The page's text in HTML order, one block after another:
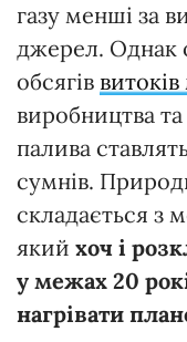
газу менші за
джерел. Однак
обсягів
виробництва
палива
сумнів.
складається з
який хоч і
у межах 20
нагрівати